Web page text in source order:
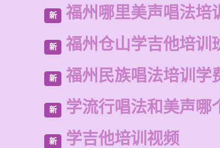
新 福州哪里美声唱法培
新 福州仓山学吉他培训
新 福州民族唱法培训学
新 学流行唱法和美声哪
新 学吉他培训视频